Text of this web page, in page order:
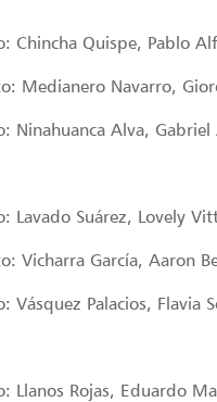
Chincha Quispe, Pablo
Medianero Navarro,
Ninahuanca Alva, Gabriel
Lavado Suárez, Lovely
Vicharra García, Aaron
Vásquez Palacios, Flavia
Llanos Rojas, Eduardo